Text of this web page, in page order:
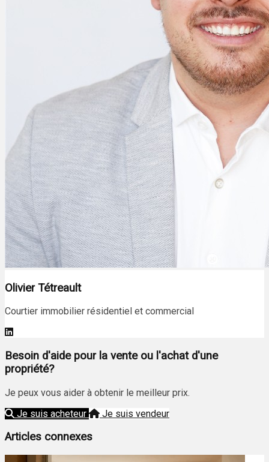
Olivier Tétreault
Courtier immobilier résidentiel et commercial
Besoin d'aide pour la vente ou l'achat d'une
propriété?
Je peux vous aider à obtenir le meilleur prix.
Je suis acheteur
Je suis vendeur
Articles connexes